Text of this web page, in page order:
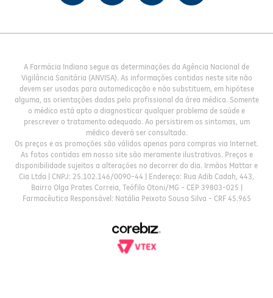
A Farmácia Indiana segue as determinações da Agência Nacional de
Vigilância Sanitária (ANVISA). As informações contidas neste site não
devem ser usadas para automedicação e não substituem, em hipótese
alguma, as orientações dadas pelo profissional da área médica. Somente
o médico está apto a diagnosticar qualquer problema de saúde e
prescrever o tratamento adequado. Ao persistirem os sintomas, um
médico deverá ser consultado.
Os preços e as promoções são válidos apenas para compras via Internet.
As fotos contidas em nosso site são meramente ilustrativas. Preços e
disponibilidade sujeitos a alterações no decorrer do dia. Irmãos Mattar e
Cia Ltda | CNPJ: 25.102.146/0090-44 | Endereço: Rua Adib Cadah, 443,
Bairro Olga Prates Correia, Teófilo Otoni/MG - CEP 39803-025 |
Farmacêutica Responsável: Natália Peixoto Sousa Silva - CRF 45.965